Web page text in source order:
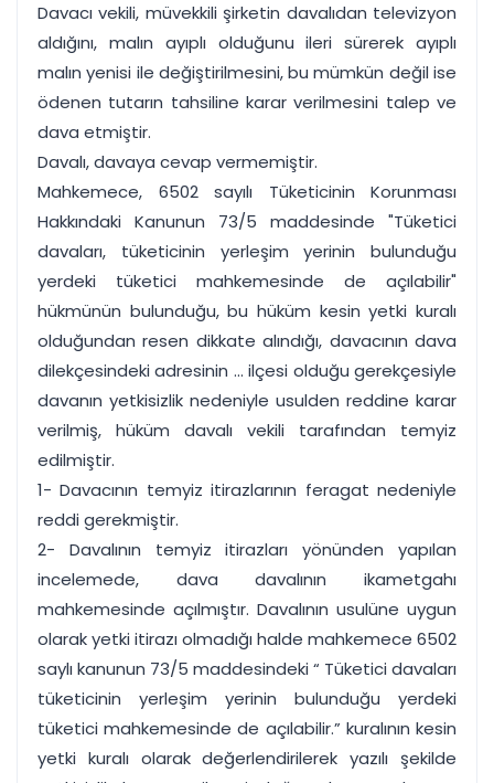
Davacı vekili, müvekkili şirketin davalıdan televizyon
aldığını, malın ayıplı olduğunu ileri sürerek ayıplı
malın yenisi ile değiştirilmesini, bu mümkün değil ise
ödenen tutarın tahsiline karar verilmesini talep ve
dava etmiştir.
Davalı, davaya cevap vermemiştir.
Mahkemece, 6502 sayılı Tüketicinin Korunması
Hakkındaki Kanunun 73/5 maddesinde "Tüketici
davaları, tüketicinin yerleşim yerinin bulunduğu
yerdeki tüketici mahkemesinde de açılabilir"
hükmünün bulunduğu, bu hüküm kesin yetki kuralı
olduğundan resen dikkate alındığı, davacının dava
dilekçesindeki adresinin ... ilçesi olduğu gerekçesiyle
davanın yetkisizlik nedeniyle usulden reddine karar
verilmiş, hüküm davalı vekili tarafından temyiz
edilmiştir.
1- Davacının temyiz itirazlarının feragat nedeniyle
reddi gerekmiştir.
2- Davalının temyiz itirazları yönünden yapılan
incelemede, dava davalının ikametgahı
mahkemesinde açılmıştır. Davalının usulüne uygun
olarak yetki itirazı olmadığı halde mahkemece 6502
saylı kanunun 73/5 maddesindeki “ Tüketici davaları
tüketicinin yerleşim yerinin bulunduğu yerdeki
tüketici mahkemesinde de açılabilir.” kuralının kesin
yetki kuralı olarak değerlendirilerek yazılı şekilde